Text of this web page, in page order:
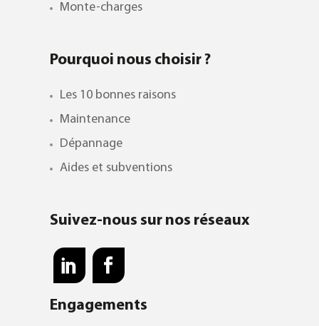
Monte-charges
Pourquoi nous choisir ?
Les 10 bonnes raisons
Maintenance
Dépannage
Aides et subventions
Suivez-nous sur nos réseaux
Engagements